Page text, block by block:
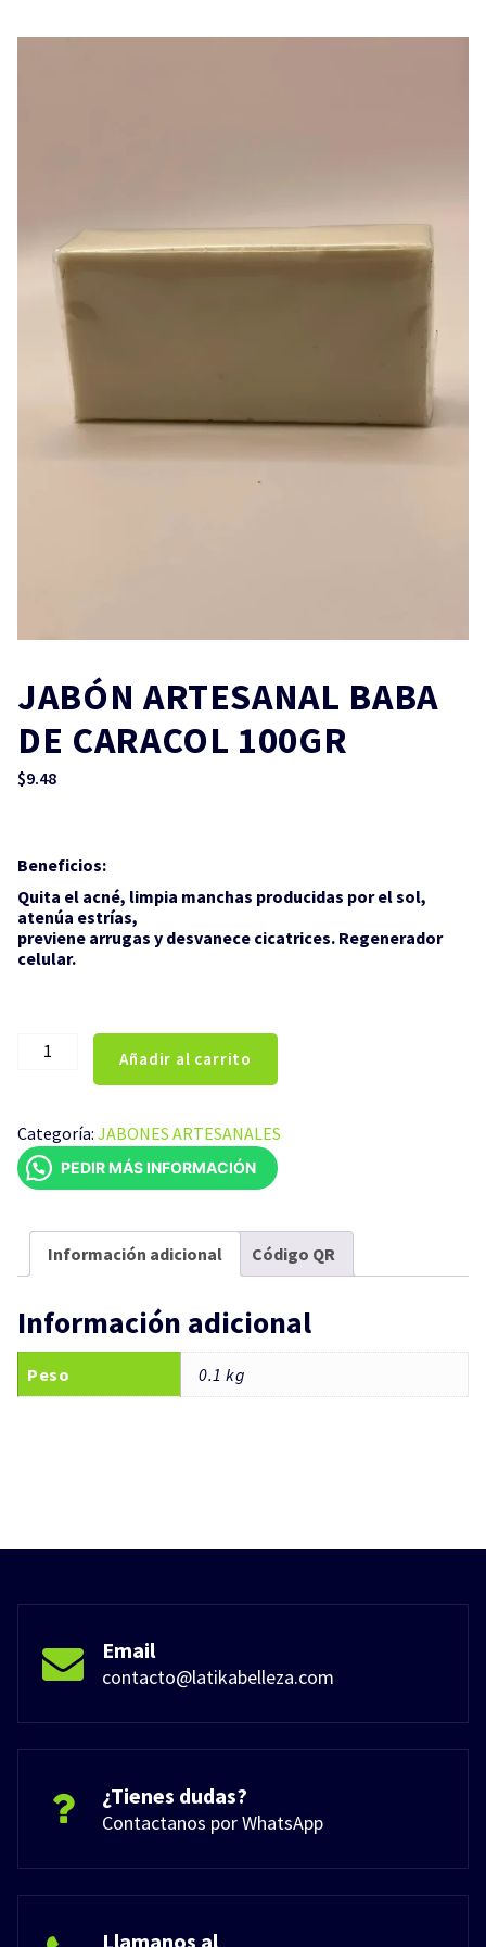
JABÓN ARTESANAL BABA
DE CARACOL 100GR
$9.48
Beneficios:
Quita el acné, limpia manchas producidas por el sol,
atenúa estrías,
previene arrugas y desvanece cicatrices. Regenerador
celular.
JABÓN
DE
CARACOL
100GR
Añadir al carrito
Categoría: JABONES ARTESANALES
PEDIR MÁS INFORMACIÓN
Información adicional Código QR
Información adicional
Peso 0.1 kg
Email
contacto@latikabelleza.com
¿Tienes dudas?
Contactanos por WhatsApp
Llamanos al